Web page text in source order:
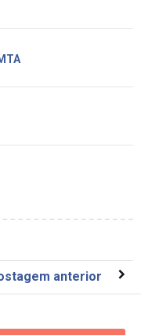
anterior